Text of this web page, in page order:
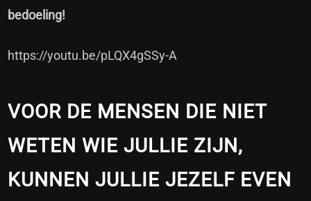
bedoeling!
https://youtu.be/pLQX4gSSy-A
VOOR DE MENSEN DIE NIET
WETEN WIE JULLIE ZIJN,
KUNNEN JULLIE JEZELF EVEN